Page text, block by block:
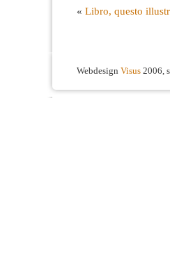
« Libro, questo
Webdesign Visus 2006,